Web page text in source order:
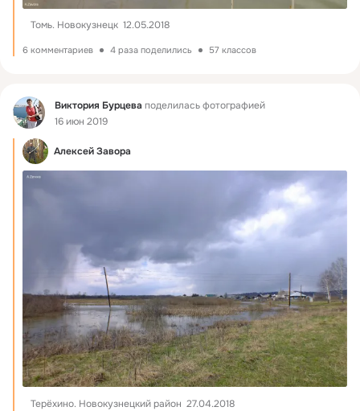
Томь. Новокузнецк  12.05.2018
6 комментариев 4 раза поделились 57 классов
Фид Виктория Бурцева поделилась фотографией
16 июн 2019
Алексей Завора
Терёхино. Новокузнецкий район  27.04.2018